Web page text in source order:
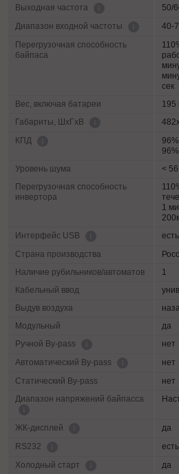
Выходная частота
50/
Диапазон входной частоты
40-
Перегрузочная способность
байпаса
сек
Вес, включая батареи
195
Габариты, ШхГхВ
КПД
Уровень шума
<
Перегрузочная способность
инвертора
1
Интерфейс USB
есть
Страна производства
Наличие рубильников/автоматов
1
Кабельный ввод
Выдув воздуха
Модульный
да
Ручной By-pass
нет
Автоматический By-pass
нет
Статический By-pass
нет
Диапазон напряжений байпасса
ЖК-дисплей
да
RS232
есть
Холодный старт
да